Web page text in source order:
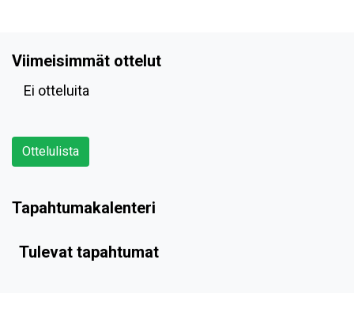
Viimeisimmät ottelut
Ei otteluita
Ottelulista
Tapahtumakalenteri
Tulevat tapahtumat